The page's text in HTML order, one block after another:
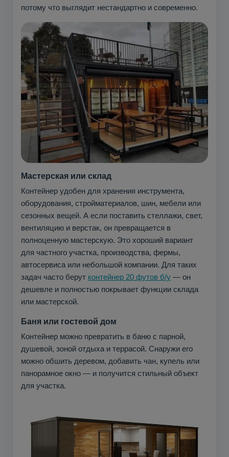
потому что выглядит нестандартно и современно.
Мастерская или склад
Контейнер удобен для хранения инструмента,
оборудования, стройматериалов, шин, мебели или
сезонных вещей. А если поставить стеллажи, свет,
вентиляцию и верстак, он превращается в
полноценную мастерскую. Это хороший вариант
для частного участка, производства, фермы,
автосервиса или небольшой компании. Для таких
задач часто берут контейнер 20 футов б/у — он
дешевле и полностью покрывает функции склада
или мастерской.
Баня или гостевой дом
Контейнер можно превратить в баню с парной,
душевой, зоной отдыха и террасой. Снаружи его
можно обшить деревом, добавить чан, купель или
панорамное окно — и получится стильный объект
для участка.